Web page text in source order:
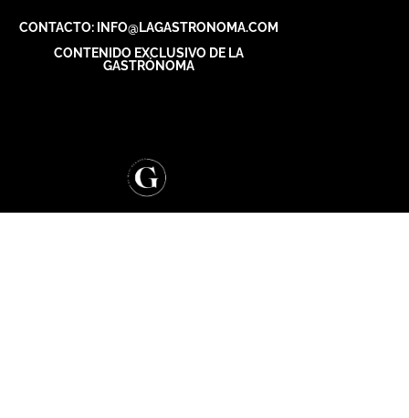
CONTACTO: INFO@LAGASTRONOMA.COM
CONTENIDO EXCLUSIVO DE LA
GASTRÓNOMA